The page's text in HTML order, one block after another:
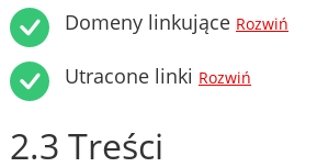
Domeny linkujące Rozwiń
Utracone linki Rozwiń
2.3 Treści